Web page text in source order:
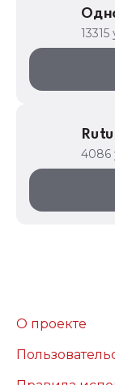
4086
О проекте